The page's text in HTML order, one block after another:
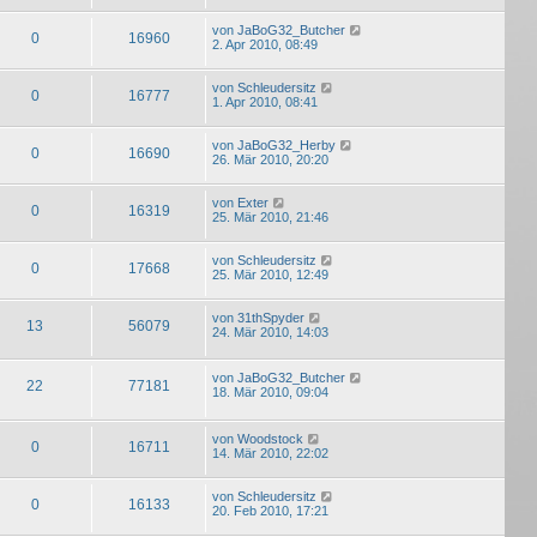
0 16960 von JaBoG32_Butcher
2. Apr 2010, 08:49
0 16777 von Schleudersitz
1. Apr 2010, 08:41
0 16690 von JaBoG32_Herby
26. Mär 2010, 20:20
0 16319 von Exter
25. Mär 2010, 21:46
0 17668 von Schleudersitz
25. Mär 2010, 12:49
13 56079 von 31thSpyder
24. Mär 2010, 14:03
22 77181 von JaBoG32_Butcher
18. Mär 2010, 09:04
0 16711 von Woodstock
14. Mär 2010, 22:02
0 16133 von Schleudersitz
20. Feb 2010, 17:21